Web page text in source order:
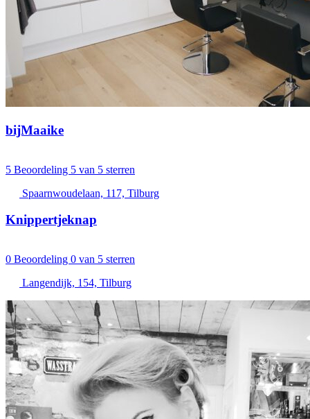
bijMaaike
5 Beoordeling 5 van 5 sterren
Spaarnwoudelaan, 117, Tilburg
Knippertjeknap
0 Beoordeling 0 van 5 sterren
Langendijk, 154, Tilburg